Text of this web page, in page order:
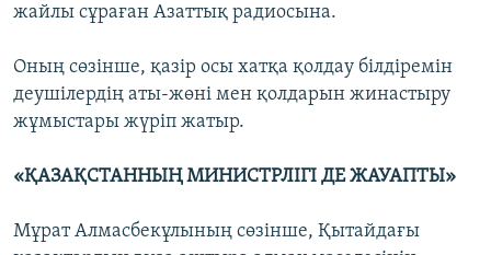
жайлы сұраған Азаттық радиосына.
Оның сөзінше, қазір осы хатқа қолдау білдіремін
деушілердің аты-жөні мен қолдарын жинастыру
жұмыстары жүріп жатыр.
«ҚАЗАҚСТАННЫҢ МИНИСТРЛІГІ ДЕ ЖАУАПТЫ»
Мұрат Алмасбекұлының сөзінше, Қытайдағы